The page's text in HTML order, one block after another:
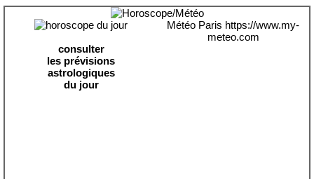
consulter
les prévisions
astrologiques
du jour
Météo Paris https://www.my-
meteo.com